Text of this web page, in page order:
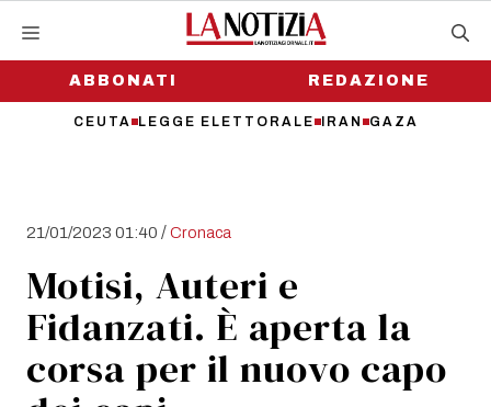
contenutoABBONATI
CEUTA LEGGE ELETTORALE IRAN GAZA
REDAZIONE
21/01/2023 01:40 /Cronaca
Motisi, Auteri e
Fidanzati. È aperta la
corsa per il nuovo capo